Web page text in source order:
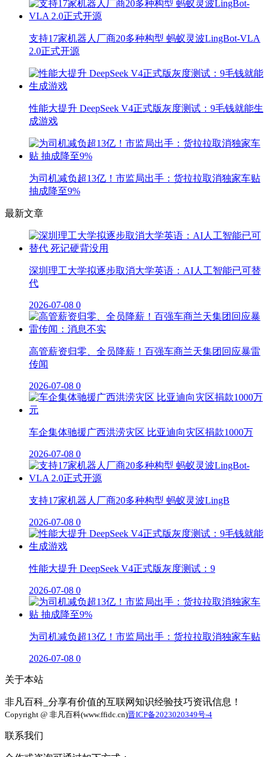
支持17家机器人厂商20多种构型 蚂蚁灵波LingBot-VLA
2.0正式开源
性能大提升 DeepSeek V4正式版灰度测试：9毛钱就能生
成游戏
为司机减负超13亿！市监局出手：货拉拉取消独家车贴
抽成降至9%
最新文章
深圳理工大学拟逐步取消大学英语：AI人工智能已可替
代
2026-07-08 0
高管薪资归零、全员降薪！百强车商兰天集团回应暴雷
传闻
2026-07-08 0
车企集体驰援广西洪涝灾区 比亚迪向灾区捐款1000万
2026-07-08 0
支持17家机器人厂商20多种构型 蚂蚁灵波LingB
2026-07-08 0
性能大提升 DeepSeek V4正式版灰度测试：9
2026-07-08 0
为司机减负超13亿！市监局出手：货拉拉取消独家车贴
2026-07-08 0
关于本站
非凡百科_分享有价值的互联网知识经验技巧资讯信息！
Copyright @ 非凡百科(www.ffidc.cn)晋ICP备2023020349号-4
联系我们